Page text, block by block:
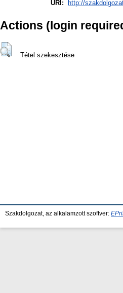
URI:
http://
Actions (login
Tétel szekesztése
Szakdolgozat, az alkalamzott szoftver: